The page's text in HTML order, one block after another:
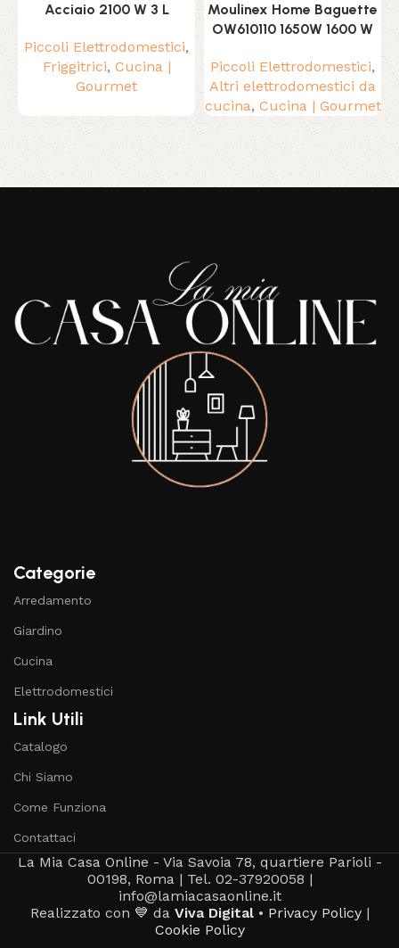
Acciaio 2100 W 3 L
Piccoli Elettrodomestici,
Friggitrici, Cucina |
Gourmet
Moulinex Home Baguette
OW610110 1650W 1600 W
Piccoli Elettrodomestici,
Altri elettrodomestici da
cucina, Cucina | Gourmet
Read More
Categorie
Arredamento
Giardino
Cucina
Elettrodomestici
Link Utili
Catalogo
Chi Siamo
Come Funziona
Contattaci
La Mia Casa Online - Via Savoia 78, quartiere Parioli -
00198, Roma | Tel. 02-37920058 |
info@lamiacasaonline.it
Realizzato con 💙 da Viva Digital• Privacy Policy|
Cookie Policy